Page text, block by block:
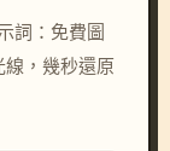
sunset, neon
v 6.0
詞：免費圖
，幾秒還原